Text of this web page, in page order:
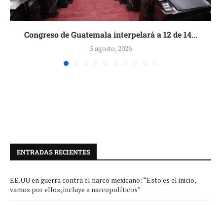
Congreso de Guatemala interpelará a 12 de 14...
5 agosto, 2026
ENTRADAS RECIENTES
EE.UU en guerra contra el narco mexicano: “Esto es el inicio,
vamos por ellos, incluye a narcopolíticos”